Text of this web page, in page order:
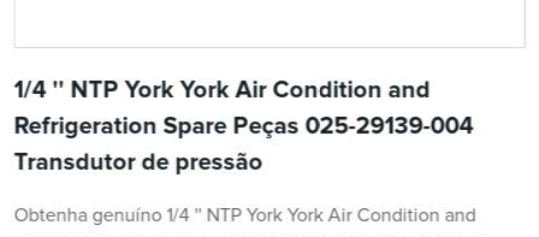
1/4 '' NTP York York Air Condition and
Refrigeration Spare Peças 025-29139-004
Transdutor de pressão
Obtenha genuíno 1/4 '' NTP York York Air Condition and